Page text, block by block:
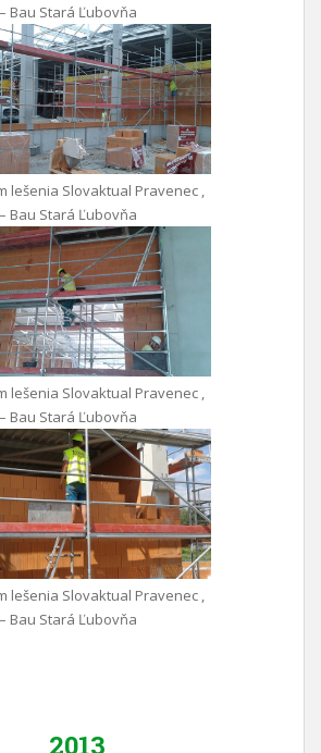
Bau Stará Ľubovňa
lešenia Slovaktual Pravenec ,
Bau Stará Ľubovňa
lešenia Slovaktual Pravenec ,
Bau Stará Ľubovňa
lešenia Slovaktual Pravenec ,
Bau Stará Ľubovňa
2013